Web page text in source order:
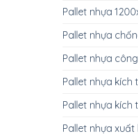
Pallet nhựa
Pallet nhựa
Pallet nhựa
Pallet nhựa kích
Pallet nhựa kích
Pallet nhựa xuất